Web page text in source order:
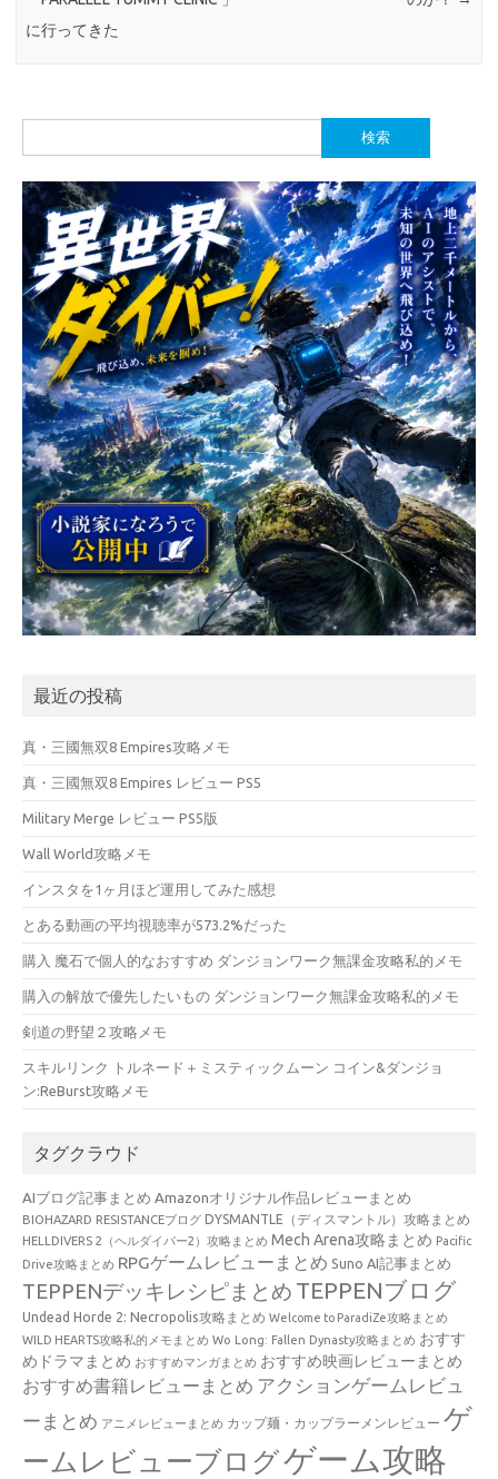
に行ってきた
索:
最近の投稿
真・三國無双8 Empires攻略メモ
真・三國無双8 Empires レビュー PS5
Military Merge レビュー PS5版
Wall World攻略メモ
インスタを1ヶ月ほど運用してみた感想
とある動画の平均視聴率が573.2%だった
購入 魔石で個人的なおすすめ ダンジョンワーク無課金攻略私的メモ
購入の解放で優先したいもの ダンジョンワーク無課金攻略私的メモ
剣道の野望２攻略メモ
スキルリンク トルネード＋ミスティックムーン コイン&ダンジョ
ン:ReBurst攻略メモ
タグクラウド
AIブログ記事まとめ Amazonオリジナル作品レビューまとめ
BIOHAZARD RESISTANCEブログ DYSMANTLE（ディスマントル）攻略まとめ
HELLDIVERS 2（ヘルダイバー2）攻略まとめ Mech Arena攻略まとめ Pacific
Drive攻略まとめ RPGゲームレビューまとめ Suno AI記事まとめ
TEPPENデッキレシピまとめ TEPPENブログ
Undead Horde 2: Necropolis攻略まとめ Welcome to ParadiZe攻略まとめ
WILD HEARTS攻略私的メモまとめ Wo Long: Fallen Dynasty攻略まとめ おすす
めドラマまとめ おすすめマンガまとめ おすすめ映画レビューまとめ
おすすめ書籍レビューまとめ アクションゲームレビュ
ーまとめ アニメレビューまとめ カップ麺・カップラーメンレビュー ゲ
ームレビューブログゲーム攻略